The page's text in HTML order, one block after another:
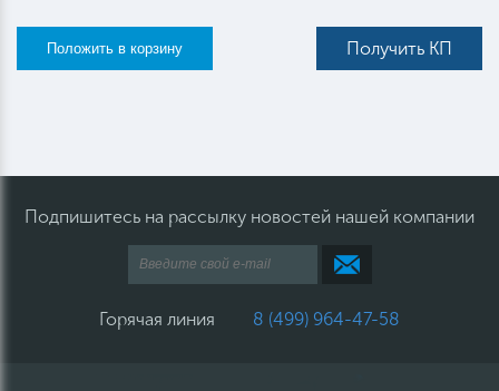
Получить КП
Подпишитесь на рассылку новостей нашей компании
Горячая линия 8 (499) 964-47-58